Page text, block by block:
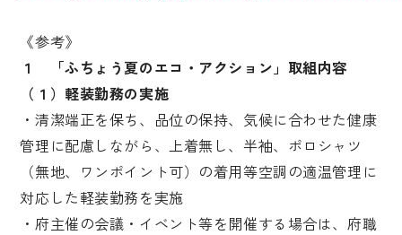
《参考》
１ 「ふちょう夏のエコ・アクション」取組内容
（１）軽装勤務の実施
・清潔端正を保ち、品位の保持、気候に合わせた健康
管理に配慮しながら、上着無し、半袖、ポロシャツ
（無地、ワンポイント可）の着用等空調の適温管理に
対応した軽装勤務を実施
・府主催の会議・イベント等を開催する場合は、府職